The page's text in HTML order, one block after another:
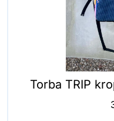
Torba TRIP